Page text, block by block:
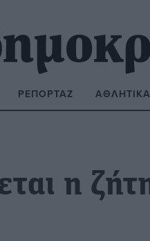
ΡΕΠΟΡΤΆΖ ΑΘΛΗΤΙΚΆ
η